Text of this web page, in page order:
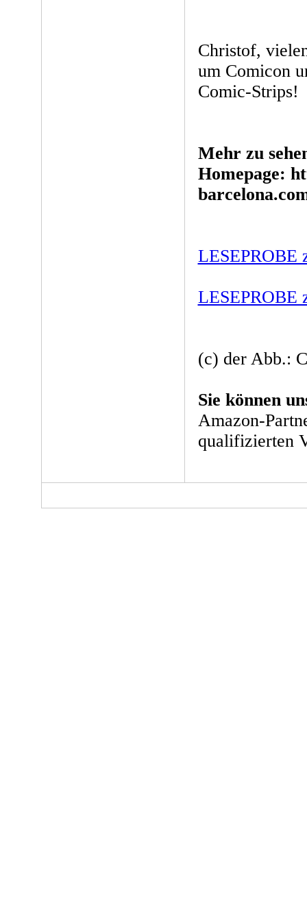
Christof,
um Comicon
Comic-Strips!
Mehr zu
Homepage:
LESEPROBE
LESEPROBE
(c) der Abb.:
Sie können
Amazon-
qualifizierten